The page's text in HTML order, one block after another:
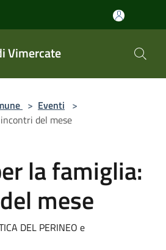
Vimercate
> Eventi >
del mese
la famiglia:
mese
DEL PERINEO e